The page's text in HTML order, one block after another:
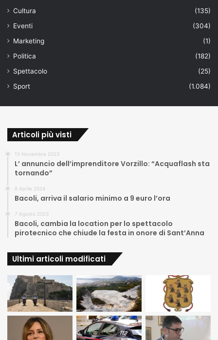
Cultura
(135)
Eventi
(304)
Marketing
(1)
Politica
(182)
Spettacolo
(25)
Sport
(1.084)
Articoli più visti
15 Novembre 2023
L’ annuncio dell’imprenditore Vorzillo: “Acquaflash sta
tornando”
8 Aprile 2024
Bacoli, arriva il salario minimo a 9 euro l’ora
7 Agosto 2023
Bacoli, cambia la location per lo spettacolo
pirotecnico che chiude la festa in onore di Sant’Anna
Ultimi articoli modificati